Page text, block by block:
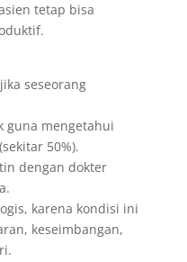
tetap bisa
seseorang
guna mengetahui
50%).
dengan dokter
karena kondisi ini
keseimbangan,